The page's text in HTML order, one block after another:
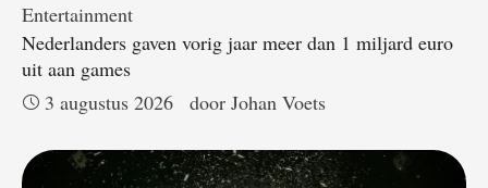
Entertainment
Nederlanders gaven vorig jaar meer dan 1 miljard euro
uit aan games
3 augustus 2026
door Johan Voets